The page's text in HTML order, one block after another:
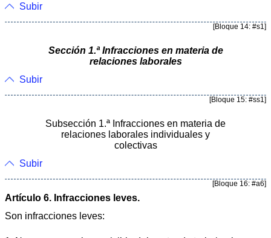
Subir
[Bloque 14: #s1]
Sección 1.ª Infracciones en materia de
relaciones laborales
Subir
[Bloque 15: #ss1]
Subsección 1.ª Infracciones en materia de
relaciones laborales individuales y
colectivas
Subir
[Bloque 16: #a6]
Artículo 6. Infracciones leves.
Son infracciones leves: